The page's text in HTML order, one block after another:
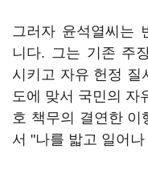
그러자 윤석열씨는
니다. 그는 기존 주
시키고 자유 헌정 질
도에 맞서 국민의 자
호 책무의 결연한 이
서 "나를 밟고 일어